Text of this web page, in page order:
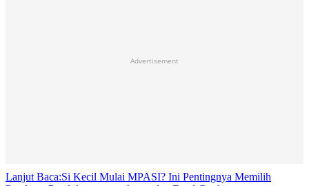
Advertisement
Lanjut Baca:Si Kecil Mulai MPASI? Ini Pentingnya Memilih